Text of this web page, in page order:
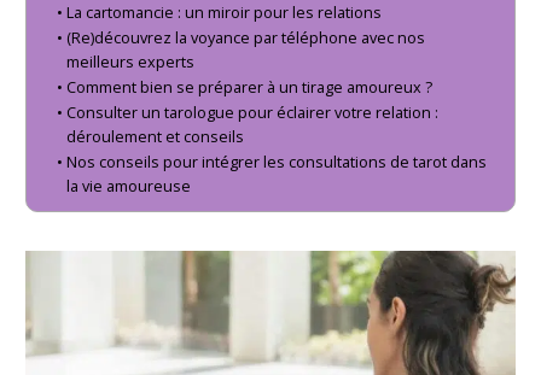
La cartomancie : un miroir pour les relations
(Re)découvrez la voyance par téléphone avec nos
meilleurs experts
Comment bien se préparer à un tirage amoureux ?
Consulter un tarologue pour éclairer votre relation :
déroulement et conseils
Nos conseils pour intégrer les consultations de tarot dans
la vie amoureuse